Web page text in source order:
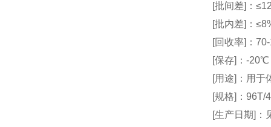
[批间差]：
[批内差]：
[回收率]：
[保存]：-
[用途]：用于
[规格]：96T/
[生产日期]：